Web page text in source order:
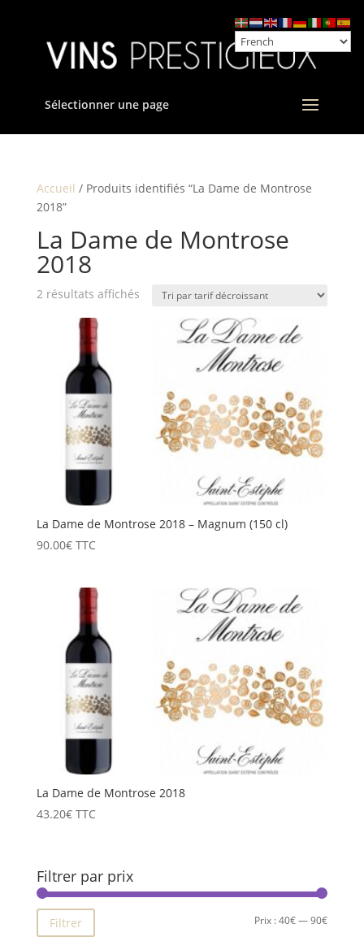
Sélectionner une page
Accueil / Produits identifiés “La Dame de Montrose
2018”
La Dame de Montrose
2018
2 résultats affichésTrié
décroissant
La Dame de Montrose 2018 – Magnum (150 cl)
90.00€ TTC
La Dame de Montrose 2018
43.20€ TTC
Filtrer par prix
Prix
Prix
Filtrer Prix :40€—90€